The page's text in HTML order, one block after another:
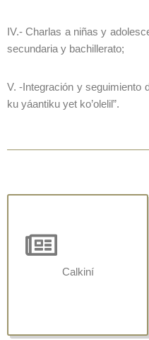
IV.- Charlas a niñas y
secundaria y bachillerato;
V. -Integración y seguimiento
ku yáantiku yet ko’olelil”.
Calkiní